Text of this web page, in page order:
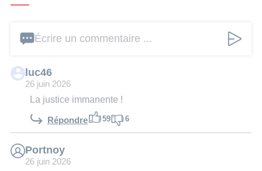
Écrire un commentaire ...
luc46
26 juin 2026
La justice immanente !
Répondre 59 6
Portnoy
26 juin 2026